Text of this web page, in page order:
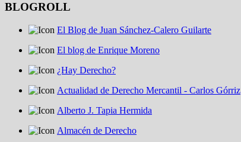
BLOGROLL
El Blog de Juan Sánchez-Calero Guilarte
El blog de Enrique Moreno
¿Hay Derecho?
Actualidad de Derecho Mercantil - Carlos Górriz
Alberto J. Tapia Hermida
Almacén de Derecho